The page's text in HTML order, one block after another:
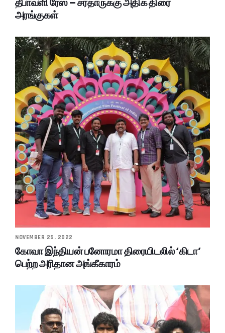
அரங்குகள்
NOVEMBER 25, 2022
கோவா இந்தியன் பனோரமா திரையிடலில் ‘கிடா’
பெற்ற அரிதான அங்கீகாரம்